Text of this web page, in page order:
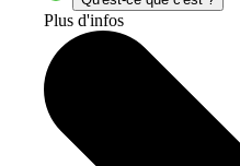
Plus d'infos